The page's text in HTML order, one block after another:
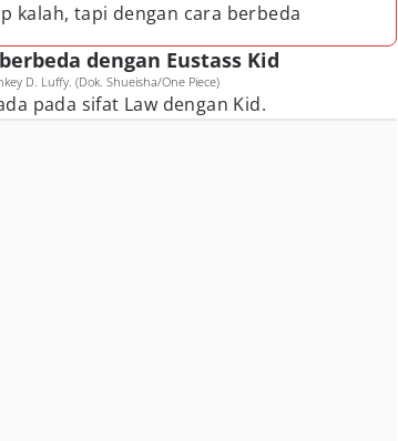
kalah, tapi dengan cara berbeda
dengan Eustass Kid
D. Luffy. (Dok. Shueisha/One Piece)
pada sifat Law dengan Kid.